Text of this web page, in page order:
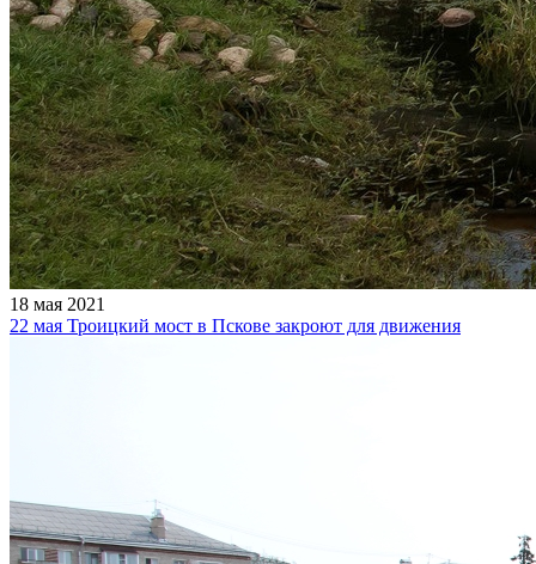
18 мая 2021
22 мая Троицкий мост в Пскове закроют для движения